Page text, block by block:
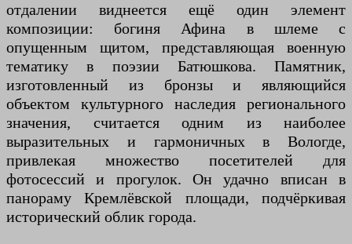
отдалении виднеется ещё один элемент
композиции: богиня Афина в шлеме с
опущенным щитом, представляющая военную
тематику в поэзии Батюшкова. Памятник,
изготовленный из бронзы и являющийся
объектом культурного наследия регионального
значения, считается одним из наиболее
выразительных и гармоничных в Вологде,
привлекая множество посетителей для
фотосессий и прогулок. Он удачно вписан в
панораму Кремлёвской площади, подчёркивая
исторический облик города.